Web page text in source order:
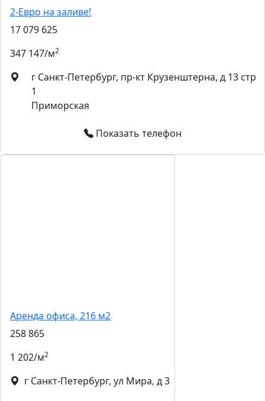
2-Евро на заливе!
17 079 625
347 147/м2
г Санкт-Петербург, пр-кт Крузенштерна, д 13 стр
1
Приморская
Показать телефон
Аренда офиса, 216 м2
258 865
1 202/м2
г Санкт-Петербург, ул Мира, д 3